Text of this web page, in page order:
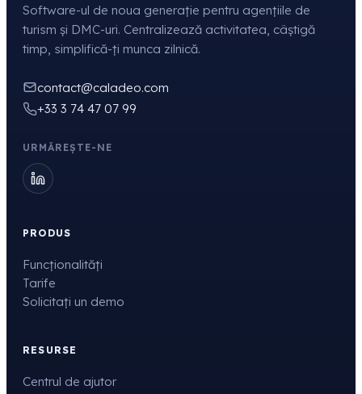
Software-ul de noua generație pentru agențiile de
turism și DMC-uri. Centralizează activitatea, câștigă
timp, simplifică-ți munca zilnică.
contact@caladeo.com
+33 3 74 47 07 99
URMĂREȘTE-NE
PRODUS
Funcționalități
Tarife
Solicitați un demo
RESURSE
Centrul de ajutor